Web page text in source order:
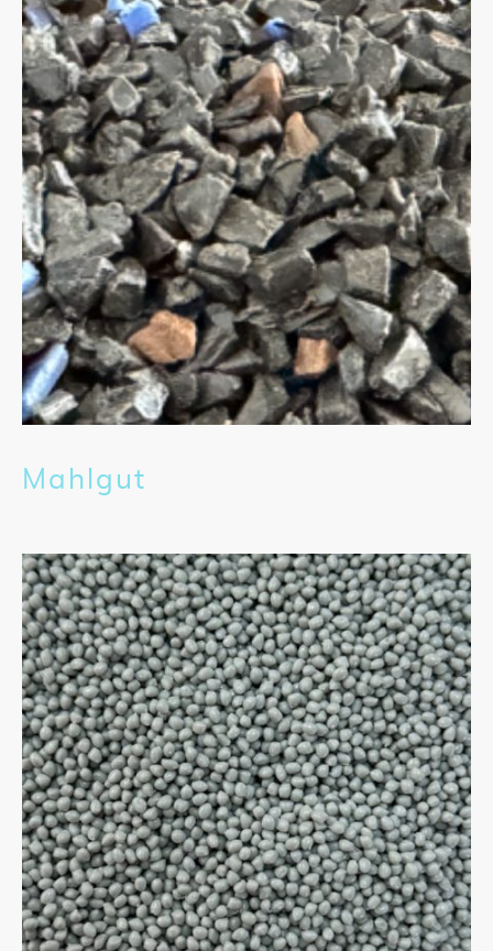
Mahlgut